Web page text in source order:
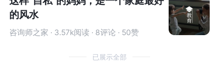
的风水
咨询师之家 · 3.57k阅读 · 8评论 · 50赞
已展示全部